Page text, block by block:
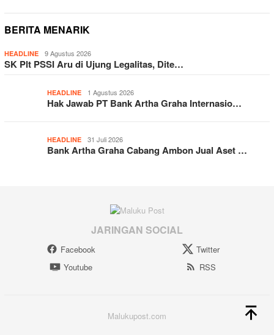
BERITA MENARIK
HEADLINE 9 Agustus 2026
SK Plt PSSI Aru di Ujung Legalitas, Dite…
HEADLINE 1 Agustus 2026
Hak Jawab PT Bank Artha Graha Internasio…
HEADLINE 31 Juli 2026
Bank Artha Graha Cabang Ambon Jual Aset …
JARINGAN SOCIAL
Facebook
Twitter
Youtube
RSS
Malukupost.com